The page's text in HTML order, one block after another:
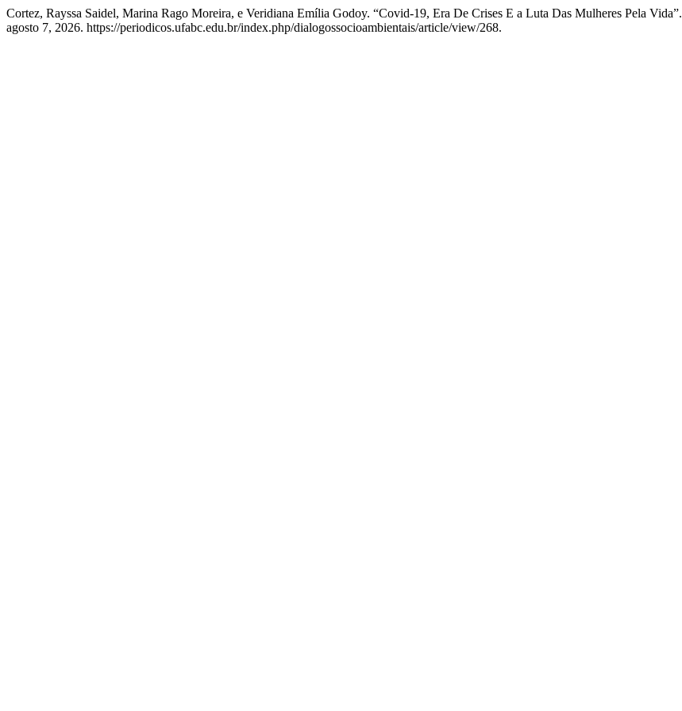
Cortez, Rayssa Saidel, Marina Rago Moreira, e Veridiana Emília Godoy. “Covid-19, Era De Crises E a Luta Das Mulheres Pela Vida”.
agosto 7, 2026. https://periodicos.ufabc.edu.br/index.php/dialogossocioambientais/article/view/268.